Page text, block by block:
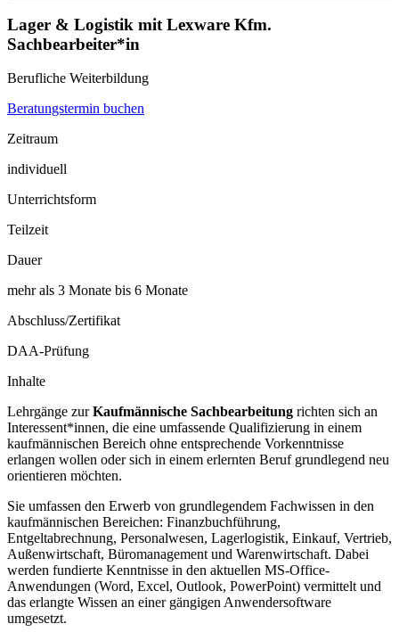
Lager & Logistik mit Lexware Kfm.
Sachbearbeiter*in
Berufliche Weiterbildung
Beratungstermin buchen
Zeitraum
individuell
Unterrichtsform
Teilzeit
Dauer
mehr als 3 Monate bis 6 Monate
Abschluss/Zertifikat
DAA-Prüfung
Inhalte
Lehrgänge zurKaufmännische Sachbearbeitung richten sich an
Interessent*innen, die eine umfassende Qualifizierung in einem
kaufmännischen Bereich ohne entsprechende Vorkenntnisse
erlangen wollen oder sich in einem erlernten Beruf grundlegend neu
orientieren möchten.
Sie umfassen den Erwerb von grundlegendem Fachwissen in den
kaufmännischen Bereichen: Finanzbuchführung,
Entgeltabrechnung, Personalwesen, Lagerlogistik, Einkauf, Vertrieb,
Außenwirtschaft, Büromanagement und Warenwirtschaft. Dabei
werden fundierte Kenntnisse in den aktuellen MS-Office-
Anwendungen (Word, Excel, Outlook, PowerPoint) vermittelt und
das erlangte Wissen an einer gängigen Anwendersoftware
umgesetzt.